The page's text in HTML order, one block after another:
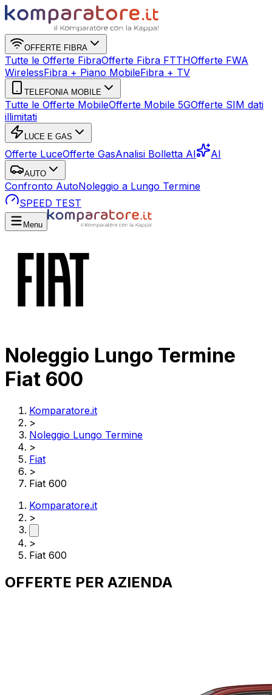
OFFERTE FIBRA
Tutte le Offerte FibraOfferte Fibra FTTHOfferte FWA
WirelessFibra + Piano MobileFibra + TV
TELEFONIA MOBILE
Tutte le Offerte MobileOfferte Mobile 5GOfferte SIM dati
illimitati
LUCE E GAS
Offerte LuceOfferte GasAnalisi Bolletta AI AI
AUTO
Confronto AutoNoleggio a Lungo Termine
SPEED TEST
Menu
Noleggio Lungo Termine
Fiat 600
Komparatore.it
>
Noleggio Lungo Termine
>
Fiat
>
Fiat 600
Komparatore.it
>
>
Fiat 600
OFFERTE PER AZIENDA